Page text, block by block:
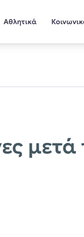
Αθλητικά
μετά